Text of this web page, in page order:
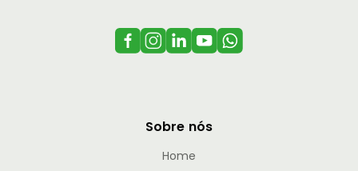
Sobre nós
Home